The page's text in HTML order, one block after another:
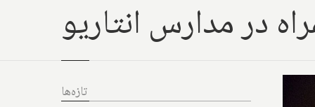
در مدارس انتاریو
تازه‌ها